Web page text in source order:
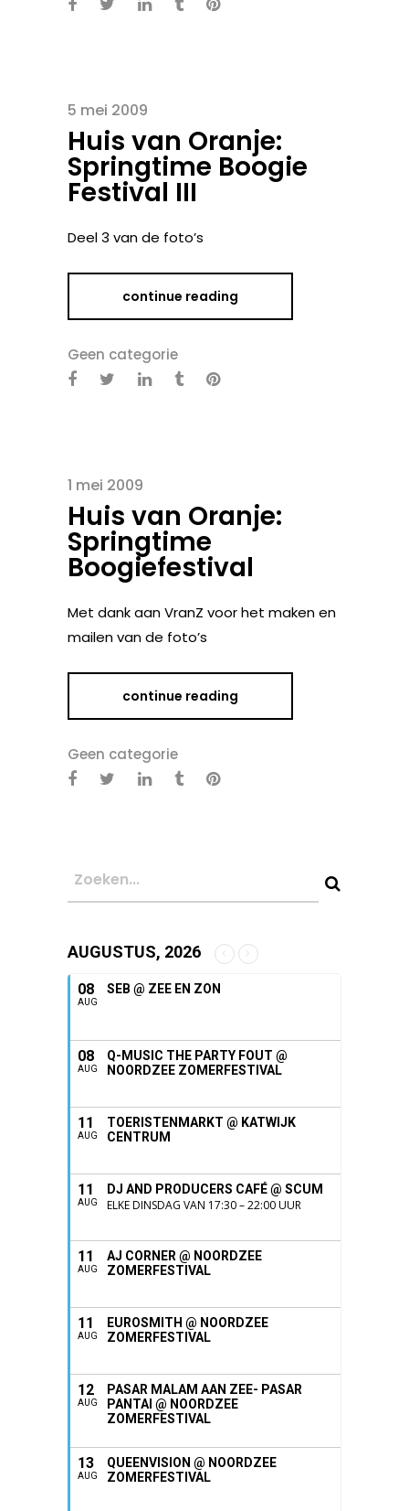
5 mei 2009
Huis van Oranje:
Springtime Boogie
Festival III
Deel 3 van de foto’s
continue reading
Geen categorie
1 mei 2009
Huis van Oranje:
Springtime
Boogiefestival
Met dank aan VranZ voor het maken en
mailen van de foto’s
continue reading
Geen categorie
AUGUSTUS, 2026
08
AUG
SEB @ ZEE EN ZON
08
AUG
Q-MUSIC THE PARTY FOUT @
NOORDZEE ZOMERFESTIVAL
11
AUG
TOERISTENMARKT @ KATWIJK
CENTRUM
11
AUG
DJ AND PRODUCERS CAFÉ @ SCUM
ELKE DINSDAG VAN 17:30 – 22:00 UUR
11
AUG
AJ CORNER @ NOORDZEE
ZOMERFESTIVAL
11
AUG
EUROSMITH @ NOORDZEE
ZOMERFESTIVAL
12
AUG
PASAR MALAM AAN ZEE- PASAR
PANTAI @ NOORDZEE
ZOMERFESTIVAL
13
AUG
QUEENVISION @ NOORDZEE
ZOMERFESTIVAL